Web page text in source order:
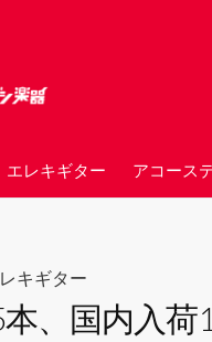
エレキギター アコース
キギター
、国内入荷